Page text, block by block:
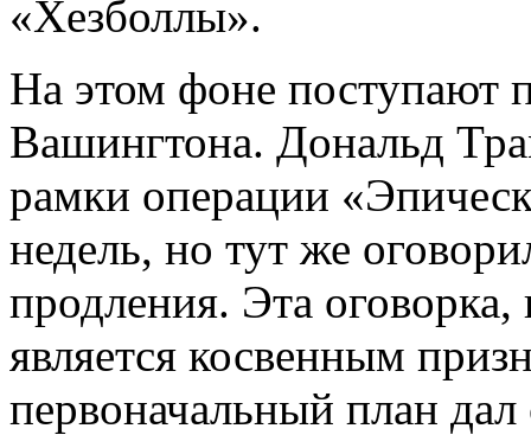
«Хезболлы».
На этом фоне поступают
Вашингтона. Дональд
рамки операции
недель, но тут же
продления. Эта
является косвенным
первоначальный план дал